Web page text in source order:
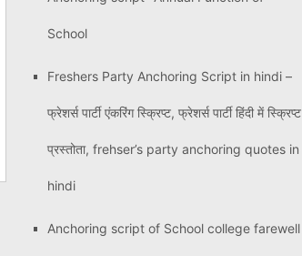
School
Freshers Party Anchoring Script in hindi –
फ्रेशर्स पार्टी एंकरिंग स्क्रिप्ट, फ्रेशर्स पार्टी हिंदी में स्क्रिप्ट
प्रस्तोता, frehser’s party anchoring quotes in
hindi
Anchoring script of School college farewell